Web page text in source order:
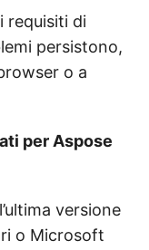
requisiti di
persistono,
o a
per Aspose
versione
o Microsoft